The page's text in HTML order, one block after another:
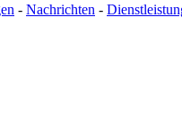
- Nachrichten -